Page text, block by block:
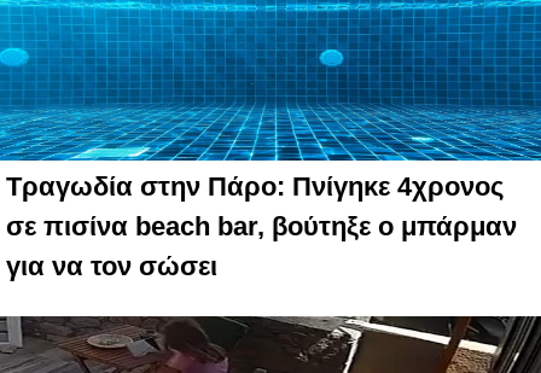
Τραγωδία στην Πάρο: Πνίγηκε 4χρονος
σε πισίνα beach bar, βούτηξε ο μπάρμαν
για να τον σώσει